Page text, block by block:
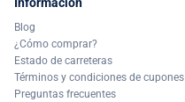
Información
Blog
¿Cómo comprar?
Estado de carreteras
Términos y condiciones de cupones
Preguntas frecuentes